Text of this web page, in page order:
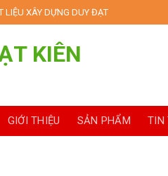
LIỆU XÂY DỰNG DUY ĐẠT
GIỚI THIỆU SẢN PHẨM TIN